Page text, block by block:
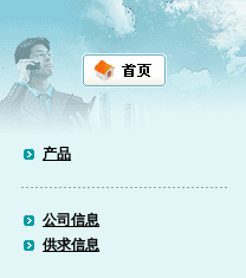
产品
公司信息
供求信息